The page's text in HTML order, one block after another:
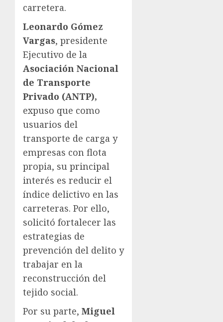
carretera.
Leonardo Gómez
Vargas, presidente
Ejecutivo de la
Asociación Nacional
de Transporte
Privado (ANTP),
expuso que como
usuarios del
transporte de carga y
empresas con flota
propia, su principal
interés es reducir el
índice delictivo en las
carreteras. Por ello,
solicitó fortalecer las
estrategias de
prevención del delito y
trabajar en la
reconstrucción del
tejido social.
Por su parte, Miguel